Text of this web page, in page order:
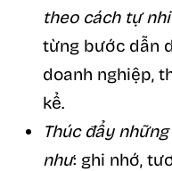
theo cách tự
từng bước dẫn
doanh nghiệp,
kể.
Thúc đẩy
như: ghi nhớ,